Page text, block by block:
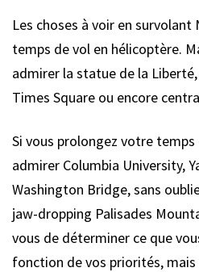
Les choses à voir en
temps de vol en hélicoptère.
admirer la statue de la
Times Square ou encore
Si vous prolongez votre
admirer Columbia University,
Washington Bridge, sans
jaw-dropping Palisades
vous de déterminer ce que
fonction de vos priorités,